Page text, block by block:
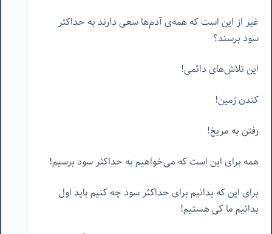
غیر از این است که همه‌ی آدم‌ها سعی دارند به حداکثر
سود برسند؟
این تلاش‌های دائمی!
کندن زمین!
رفتن به مریخ!
همه برای این است که می‌خواهیم به حداکثر سود برسیم!
برای این که بدانیم برای حداکثر سود چه کنیم باید اول
بدانیم ما کی هستیم!